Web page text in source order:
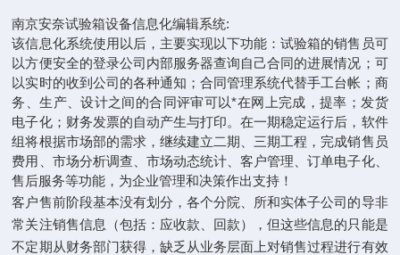
南京安奈试验箱设备信息化编辑系统:
该信息化系统使用以后，主要实现以下功能：试验箱的销售员可
以方便安全的登录公司内部服务器查询自己合同的进展情况；可
以实时的收到公司的各种通知；合同管理系统代替手工台帐；商
务、生产、设计之间的合同评审可以*在网上完成，提率；发货
电子化；财务发票的自动产生与打印。在一期稳定运行后，软件
组将根据市场部的需求，继续建立二期、三期工程，完成销售员
费用、市场分析调查、市场动态统计、客户管理、订单电子化、
售后服务等功能，为企业管理和决策作出支持！
客户售前阶段基本没有划分，各个分院、所和实体子公司的导非
常关注销售信息（包括：应收款、回款），但这些信息的只能是
不定期从财务部门获得，缺乏从业务层面上对销售过程进行有效